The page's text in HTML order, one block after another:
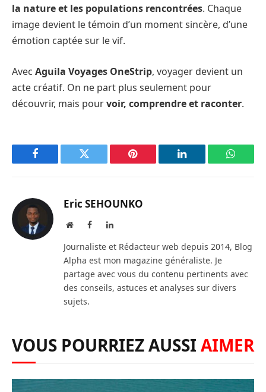
la nature et les populations rencontrées. Chaque
image devient le témoin d’un moment sincère, d’une
émotion captée sur le vif.
Avec Aguila Voyages OneStrip, voyager devient un
acte créatif. On ne part plus seulement pour
découvrir, mais pourvoir, comprendre et raconter.
Facebook Twitter Pinterest LinkedIn
Eric SEHOUNKO
WebsiteFacebookLinkedIn
Journaliste et Rédacteur web depuis 2014, Blog
Alpha est mon magazine généraliste. Je
partage avec vous du contenu pertinents avec
des conseils, astuces et analyses sur divers
sujets.
VOUS POURRIEZ AUSSI AIMER